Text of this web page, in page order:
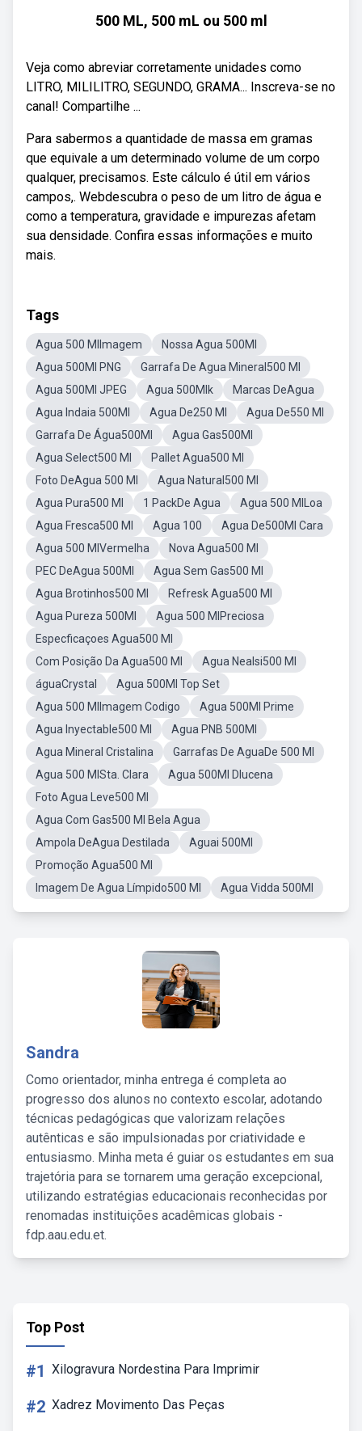
500 ML, 500 mL ou 500 ml
Veja como abreviar corretamente unidades como
LITRO, MILILITRO, SEGUNDO, GRAMA... Inscreva-se no
canal! Compartilhe ...
Para sabermos a quantidade de massa em gramas
que equivale a um determinado volume de um corpo
qualquer, precisamos. Este cálculo é útil em vários
campos,. Webdescubra o peso de um litro de água e
como a temperatura, gravidade e impurezas afetam
sua densidade. Confira essas informações e muito
mais.
Tags
Agua 500 MlImagem
Nossa Agua 500Ml
Agua 500Ml PNG
Garrafa De Agua Mineral500 Ml
Agua 500Ml JPEG
Agua 500Mlk
Marcas DeAgua
Agua Indaia 500Ml
Agua De250 Ml
Agua De550 Ml
Garrafa De Água500Ml
Agua Gas500Ml
Agua Select500 Ml
Pallet Agua500 Ml
Foto DeAgua 500 Ml
Agua Natural500 Ml
Agua Pura500 Ml
1 PackDe Agua
Agua 500 MlLoa
Agua Fresca500 Ml
Agua 100
Agua De500Ml Cara
Agua 500 MlVermelha
Nova Agua500 Ml
PEC DeAgua 500Ml
Agua Sem Gas500 Ml
Agua Brotinhos500 Ml
Refresk Agua500 Ml
Agua Pureza 500Ml
Agua 500 MlPreciosa
Especficaçoes Agua500 Ml
Com Posição Da Agua500 Ml
Agua Nealsi500 Ml
águaCrystal
Agua 500Ml Top Set
Agua 500 MlImagem Codigo
Agua 500Ml Prime
Agua Inyectable500 Ml
Agua PNB 500Ml
Agua Mineral Cristalina
Garrafas De AguaDe 500 Ml
Agua 500 MlSta. Clara
Agua 500Ml Dlucena
Foto Agua Leve500 Ml
Agua Com Gas500 Ml Bela Agua
Ampola DeAgua Destilada
Aguai 500Ml
Promoção Agua500 Ml
Imagem De Agua Límpido500 Ml
Agua Vidda 500Ml
Sandra
Como orientador, minha entrega é completa ao
progresso dos alunos no contexto escolar, adotando
técnicas pedagógicas que valorizam relações
autênticas e são impulsionadas por criatividade e
entusiasmo. Minha meta é guiar os estudantes em sua
trajetória para se tornarem uma geração excepcional,
utilizando estratégias educacionais reconhecidas por
renomadas instituições acadêmicas globais -
fdp.aau.edu.et.
Top Post
#1 Xilogravura Nordestina Para Imprimir
#2 Xadrez Movimento Das Peças